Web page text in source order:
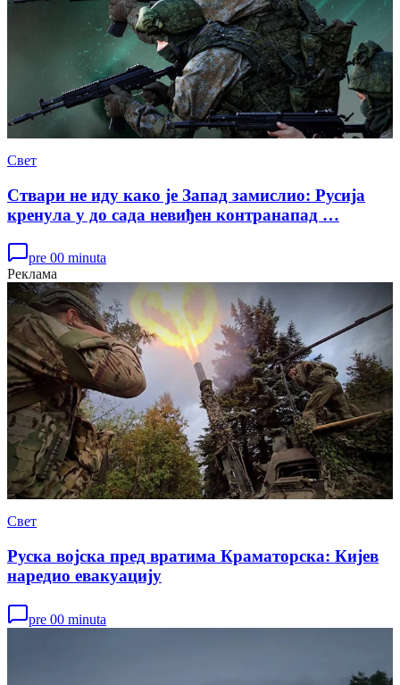
Свет
Ствари не иду како је Запад замислио: Русија
кренула у до сада невиђен контранапад …
pre 00 minuta
Реклама
Свет
Руска војска пред вратима Краматорска: Кијев
наредио евакуацију
pre 00 minuta